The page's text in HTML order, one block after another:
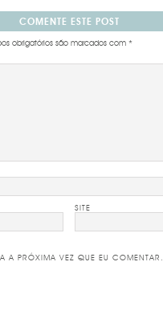
COMENTE ESTE POST
obrigatórios são marcados com *
SITE
A PRÓXIMA VEZ QUE EU COMENTAR.